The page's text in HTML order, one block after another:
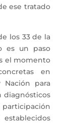
ese tratado
los 33 de la
es un paso
el momento
en
Nación para
diagnósticos